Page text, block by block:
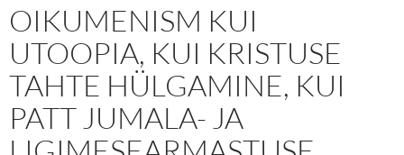
OIKUMENISM KUI
UTOOPIA, KUI KRISTUSE
TAHTE HÜLGAMINE, KUI
PATT JUMALA- JA